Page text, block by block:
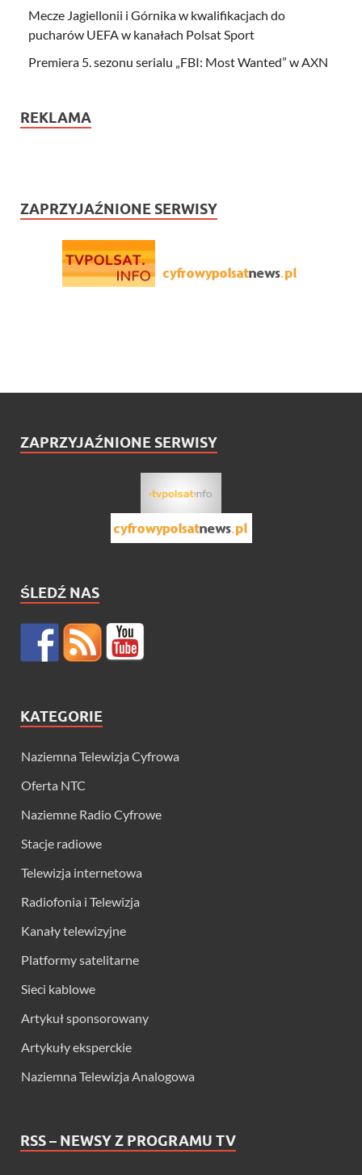
Mecze Jagiellonii i Górnika w kwalifikacjach do
pucharów UEFA w kanałach Polsat Sport
Premiera 5. sezonu serialu „FBI: Most Wanted” w AXN
REKLAMA
ZAPRZYJAŹNIONE SERWISY
ZAPRZYJAŹNIONE SERWISY
ŚLEDŹ NAS
KATEGORIE
Naziemna Telewizja Cyfrowa
Oferta NTC
Naziemne Radio Cyfrowe
Stacje radiowe
Telewizja internetowa
Radiofonia i Telewizja
Kanały telewizyjne
Platformy satelitarne
Sieci kablowe
Artykuł sponsorowany
Artykuły eksperckie
Naziemna Telewizja Analogowa
RSS – NEWSY Z PROGRAMU TV